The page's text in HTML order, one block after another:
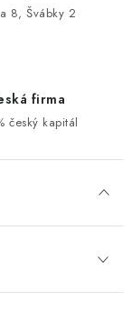
8, Švábky 2
firma
český kapitál